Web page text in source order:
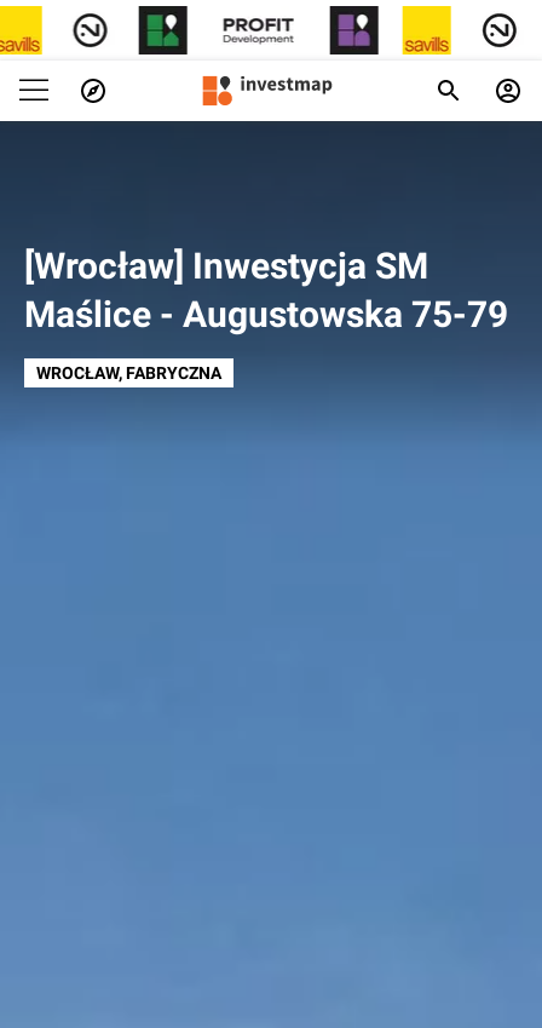
[Wrocław] Inwestycja SM
Maślice - Augustowska 75-79
WROCŁAW, FABRYCZNA